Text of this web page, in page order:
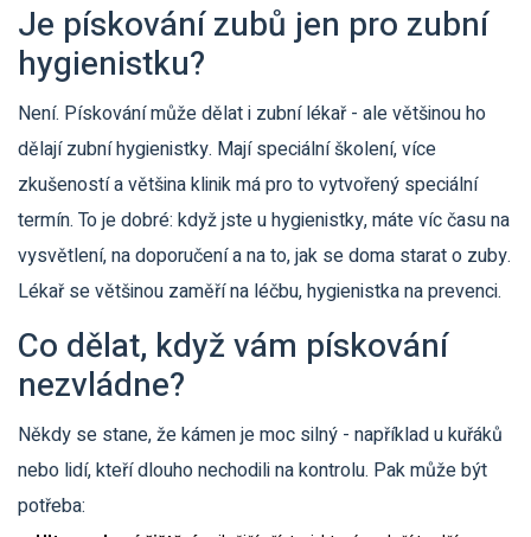
Je pískování zubů jen pro zubní
hygienistku?
Není. Pískování může dělat i zubní lékař - ale většinou ho
dělají zubní hygienistky. Mají speciální školení, více
zkušeností a většina klinik má pro to vytvořený speciální
termín. To je dobré: když jste u hygienistky, máte víc času na
vysvětlení, na doporučení a na to, jak se doma starat o zuby.
Lékař se většinou zaměří na léčbu, hygienistka na prevenci.
Co dělat, když vám pískování
nezvládne?
Někdy se stane, že kámen je moc silný - například u kuřáků
nebo lidí, kteří dlouho nechodili na kontrolu. Pak může být
potřeba: